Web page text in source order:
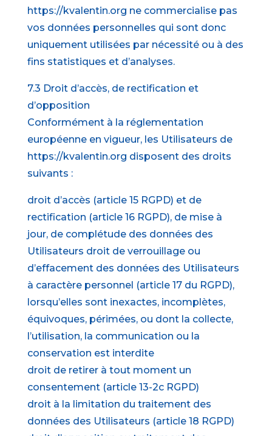
https://kvalentin.org ne commercialise pas
vos données personnelles qui sont donc
uniquement utilisées par nécessité ou à des
fins statistiques et d’analyses.
7.3 Droit d’accès, de rectification et
d’opposition
Conformément à la réglementation
européenne en vigueur, les Utilisateurs de
https://kvalentin.org disposent des droits
suivants :
droit d’accès (article 15 RGPD) et de
rectification (article 16 RGPD), de mise à
jour, de complétude des données des
Utilisateurs droit de verrouillage ou
d’effacement des données des Utilisateurs
à caractère personnel (article 17 du RGPD),
lorsqu’elles sont inexactes, incomplètes,
équivoques, périmées, ou dont la collecte,
l’utilisation, la communication ou la
conservation est interdite
droit de retirer à tout moment un
consentement (article 13-2c RGPD)
droit à la limitation du traitement des
données des Utilisateurs (article 18 RGPD)